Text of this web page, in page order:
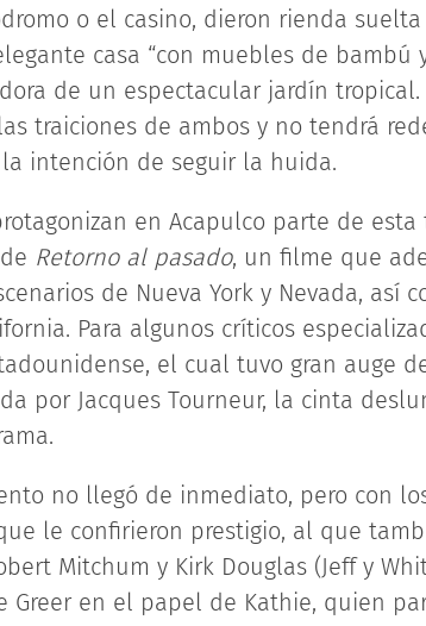
o el casino, dieron rienda
casa “con muebles de bambú
de un espectacular jardín
traiciones de ambos y no tendrá
intención de seguir la huida.
en Acapulco parte de
Retorno al pasado, un filme que
de Nueva York y Nevada, así
Para algunos críticos
el cual tuvo gran auge
por Jacques Tourneur, la cinta
no llegó de inmediato, pero con
le confirieron prestigio, al que
Mitchum y Kirk Douglas (Jeff y
Greer en el papel de Kathie, quien